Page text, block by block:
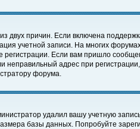
двух причин. Если включена
учетной записи. На многих
регистрации. Если вам пришло
адрес при
форума.
удалил вашу учетную
базы данных. Попробуйте